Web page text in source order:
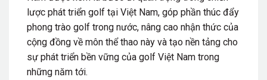
lược phát triển golf tại Việt Nam, góp phần thúc đẩy
phong trào golf trong nước, nâng cao nhận thức của
cộng đồng về môn thể thao này và tạo nền tảng cho
sự phát triển bền vững của golf Việt Nam trong
những năm tới.